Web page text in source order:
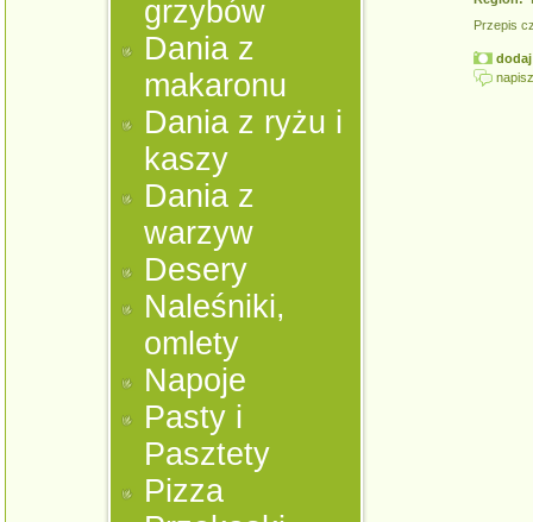
grzybów
Dania z
makaronu
Dania z ryżu i
kaszy
Dania z
warzyw
Desery
Naleśniki,
omlety
Napoje
Pasty i
Pasztety
Pizza
Przepis